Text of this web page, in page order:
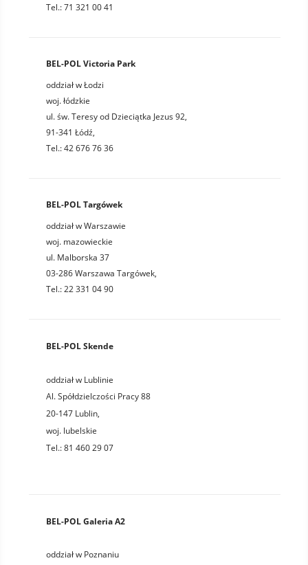
Tel.: 71 321 00 41
BEL-POL Victoria Park
oddział w Łodzi
woj. łódzkie
ul. św. Teresy od Dzieciątka Jezus 92,
91-341 Łódź,
Tel.: 42 676 76 36
BEL-POL Targówek
oddział w Warszawie
woj. mazowieckie
ul. Malborska 37
03-286 Warszawa Targówek,
Tel.: 22 331 04 90
BEL-POL Skende
oddział w Lublinie
Al. Spółdzielczości Pracy 88
20-147 Lublin,
woj. lubelskie
Tel.:81 460 29 07
BEL-POL Galeria A2
oddział w Poznaniu